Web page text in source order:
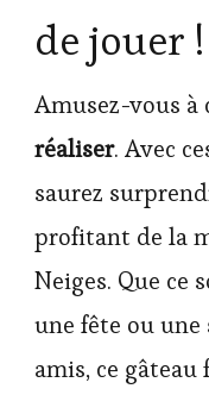
de jouer !
Amusez-vous à
réaliser. Avec
saurez
profitant de la
Neiges. Que ce
une fête ou
amis, ce gâteau